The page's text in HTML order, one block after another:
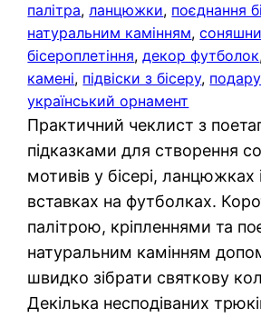
палітра, ланцюжки, поєднання
натуральним камінням,
бісероплетіння, декор футболок
камені, підвіски з бісеру,
український орнамент
Практичний чеклист з
підказками для створення
мотивів у бісері, ланцюжках
вставках на футболках.
палітрою, кріпленнями та
натуральним камінням
швидко зібрати святкову
Декілька несподіваних